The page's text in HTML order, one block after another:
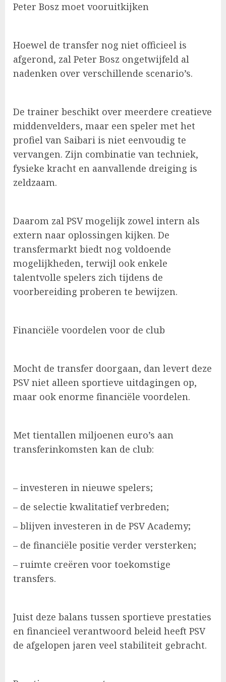
Peter Bosz moet vooruitkijken
Hoewel de transfer nog niet officieel is
afgerond, zal Peter Bosz ongetwijfeld al
nadenken over verschillende scenario’s.
De trainer beschikt over meerdere creatieve
middenvelders, maar een speler met het
profiel van Saibari is niet eenvoudig te
vervangen. Zijn combinatie van techniek,
fysieke kracht en aanvallende dreiging is
zeldzaam.
Daarom zal PSV mogelijk zowel intern als
extern naar oplossingen kijken. De
transfermarkt biedt nog voldoende
mogelijkheden, terwijl ook enkele
talentvolle spelers zich tijdens de
voorbereiding proberen te bewijzen.
Financiële voordelen voor de club
Mocht de transfer doorgaan, dan levert deze
PSV niet alleen sportieve uitdagingen op,
maar ook enorme financiële voordelen.
Met tientallen miljoenen euro’s aan
transferinkomsten kan de club:
– investeren in nieuwe spelers;
– de selectie kwalitatief verbreden;
– blijven investeren in de PSV Academy;
– de financiële positie verder versterken;
– ruimte creëren voor toekomstige
transfers.
Juist deze balans tussen sportieve prestaties
en financieel verantwoord beleid heeft PSV
de afgelopen jaren veel stabiliteit gebracht.